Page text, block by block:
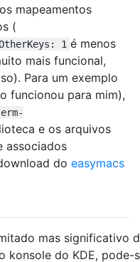
mapeamentos
(
1 é menos
mais funcional,
Para um exemplo
funcionou para mim),
e os arquivos
associados
do easymacs
mas significativo
konsole do KDE, pode-